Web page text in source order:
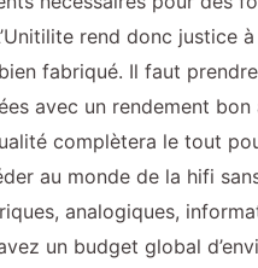
rend donc justice
fabriqué. Il faut
avec un rendement
complètera le tout
au monde de la hifi
analogiques,
un budget global